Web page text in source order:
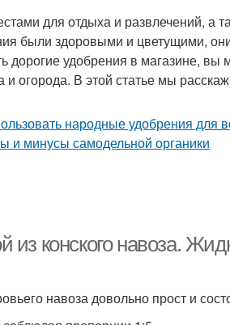
для отдыха и развлечений, а
были здоровыми и цветущими,
дорогие удобрения в магазине,
огорода. В этой статье мы
из конского навоза.
навоза довольно прост и